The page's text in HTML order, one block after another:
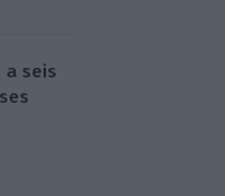
a seis